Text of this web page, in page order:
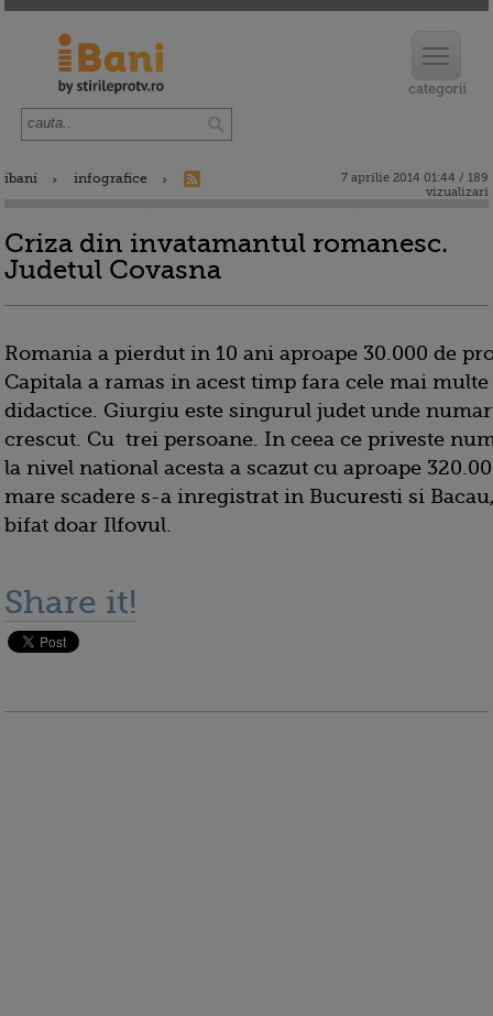
ibani infografice
7 aprilie 2014 01:44 / 189
vizualizari
Criza din invatamantul romanesc.
Judetul Covasna
Romania a pierdut in 10 ani aproape 30.000 de
Capitala a ramas in acest timp fara cele mai multe
didactice. Giurgiu este singurul judet unde
crescut. Cu trei persoane. In ceea ce priveste
la nivel national acesta a scazut cu aproape
mare scadere s-a inregistrat in Bucuresti si
bifat doar Ilfovul.
Share it!